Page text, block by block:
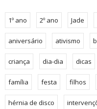
1º ano 2º ano Jade
aniversário ativismo
criança dia-dia dicas
família festa filhos
hérnia de disco